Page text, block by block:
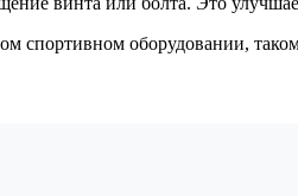
спортивном оборудовании,